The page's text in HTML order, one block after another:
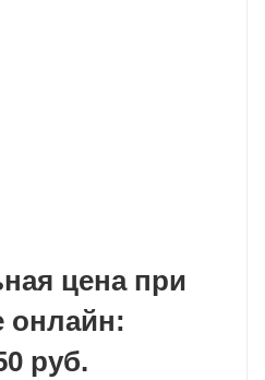
цена при
онлайн:
руб.